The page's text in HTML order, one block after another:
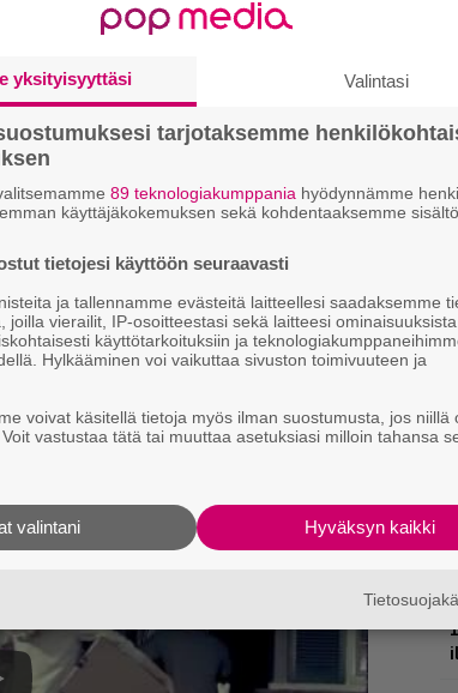
väittelyissä on ilmennyt kiistassa
syvimpien virtojen
suhteellisuudentajuton
ja ympärillä pyörivästä
yksityisyyttäsi Valintasi
tarjotaksemme
89 teknologiakumppania hyödynnämme
käyttäjäkokemuksen sekä kohdentaaksemme
tietojesi käyttöön seuraavasti
ja tallennamme evästeitä laitteellesi saadaksemme
joilla vierailit, IP-osoitteestasi sekä laitteesi
käyttötarkoituksiin ja
Hylkääminen voi vaikuttaa sivuston toimivuuteen ja
voivat käsitellä tietoja myös ilman suostumusta, jos niillä
vastustaa tätä tai muuttaa asetuksiasi milloin tahansa
Hyväksyn kaikki
valintani